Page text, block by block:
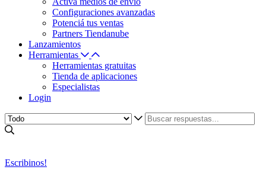
Configuraciones avanzadas
Potenciá tus ventas
Partners Tiendanube
Lanzamientos
Herramientas
Herramientas gratuitas
Tienda de aplicaciones
Especialistas
Login
Escribinos!